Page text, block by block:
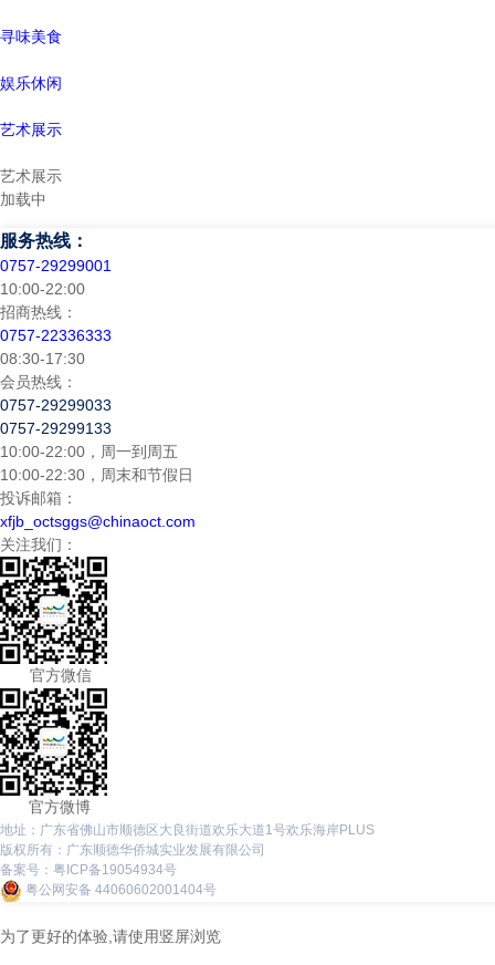
寻味美食
娱乐休闲
艺术展示
艺术展示
加载中
服务热线：
0757-29299001
10:00-22:00
招商热线：
0757-22336333
08:30-17:30
会员热线：
0757-29299033
0757-29299133
10:00-22:00，周一到周五
10:00-22:30，周末和节假日
投诉邮箱：
xfjb_octsggs@chinaoct.com
关注我们：
官方微信
官方微博
地址：广东省佛山市顺德区大良街道欢乐大道1号欢乐海岸PLUS
版权所有：广东顺德华侨城实业发展有限公司
备案号： 粤ICP备19054934号
粤公网安备 44060602001404号
为了更好的体验,请使用竖屏浏览